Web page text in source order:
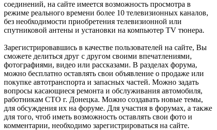
соединений, на сайте имеется возможность просмотра в
режиме реального времени более 10 телевизионных каналов,
без необходимости приобретения телевизионной или
спутниковой антены и установки на компьютер TV тюнера.
Зарегистрировавшись в качестве пользователей на сайте, Вы
сможете делиться друг с другом своими впечатлениями,
фотографиями, видео или рассказами. В разделах форума,
можно бесплатно оставлять свои объявление о продаже или
покупке автотранспорта и запасных частей. Можно задать
вопросы касающиеся ремонта и обслуживания автомобиля,
работникам СТО г. Донецка. Можно создавать новые темы,
для обсуждения их на форуме. Для участия в форумах, а также
для того, чтоб иметь возможность оставлять свои фото и
комментарии, необходимо зарегистрироваться на сайте.